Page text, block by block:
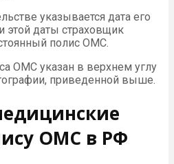
указывается дата его
этой даты страховщик
полис ОМС.
ОМС указан в верхнем углу
приведенной выше.
ОМС в РФ